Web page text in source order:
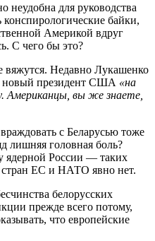
неудобна для руководства
байки,
Америкой вдруг
С чего бы это?
вяжутся. Недавно Лукашенко
новый президент США «на
Американцы, вы же знаете,
с Беларусью тоже
лишняя головная боль?
ядерной России — таких
ЕС и НАТО явно нет.
белорусских
прежде всего потому,
что европейские